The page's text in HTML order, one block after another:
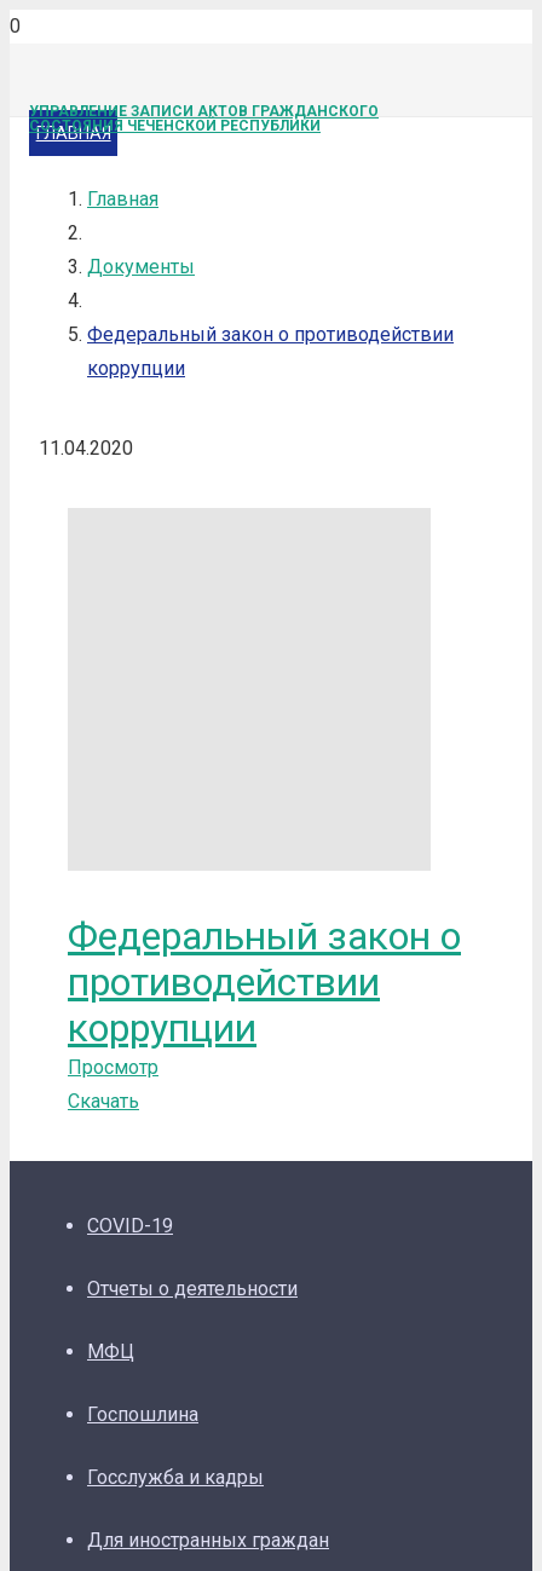
УПРАВЛЕНИЕ ЗАПИСИ АКТОВ ГРАЖДАНСКОГО
СОСТОЯНИЯ ЧЕЧЕНСКОЙ РЕСПУБЛИКИ
ГЛАВНАЯ
Главная
Документы
Федеральный закон о противодействии
коррупции
11.04.2020
Федеральный закон о
противодействии
коррупции
Просмотр
Скачать
COVID-19
Отчеты о деятельности
МФЦ
Госпошлина
Госслужба и кадры
Для иностранных граждан